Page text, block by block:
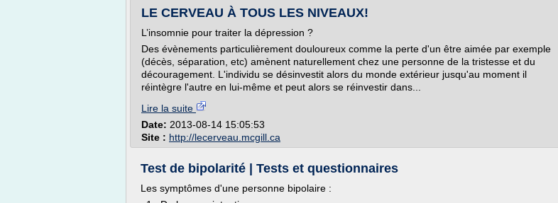
LE CERVEAU À TOUS LES NIVEAUX!
L’insomnie pour traiter la dépression ?
Des évènements particulièrement douloureux comme la perte d'un être aimée par exemple
(décès, séparation, etc) amènent naturellement chez une personne de la tristesse et du
découragement. L'individu se désinvestit alors du monde extérieur jusqu'au moment il
réintègre l'autre en lui-même et peut alors se réinvestir dans...
Lire la suite
Date: 2013-08-14 15:05:53
Site : http://lecerveau.mcgill.ca
Test de bipolarité | Tests et questionnaires
Les symptômes d'une personne bipolaire :